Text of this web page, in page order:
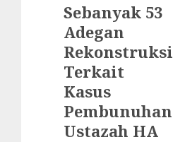
Sebanyak 53
Adegan
Rekonstruksi
Terkait
Kasus
Pembunuhan
Ustazah HA